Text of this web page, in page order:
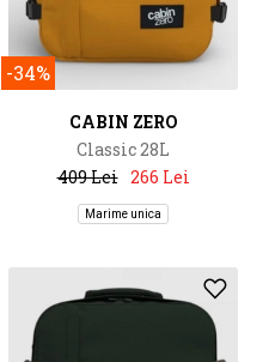
-34%
CABIN ZERO
Classic 28L
409 Lei 266 Lei
Marime unica